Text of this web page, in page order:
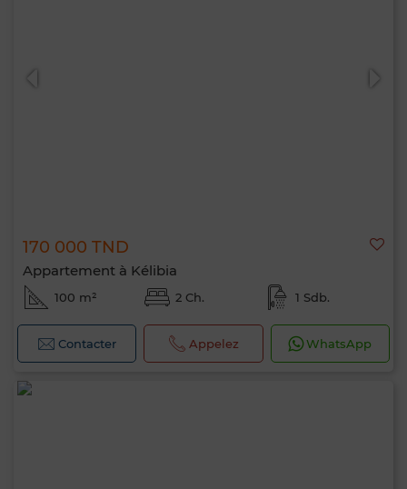
170 000 TND
Appartement à Kélibia
100 m² 2 Ch. 1 Sdb.
Contacter Appelez WhatsApp